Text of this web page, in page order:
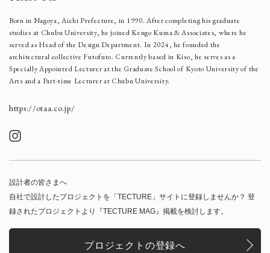
Born in Nagoya, Aichi Prefecture, in 1990. After completing his graduate
studies at Chubu University, he joined Kengo Kuma & Associates, where he
served as Head of the Design Department. In 2024, he founded the
architectural collective Futofuto. Currently based in Kiso, he serves as a
Specially Appointed Lecturer at the Graduate School of Kyoto University of the
Arts and a Part-time Lecturer at Chubu University.
https://otaa.co.jp/
設計者の皆さまへ
自社で設計したプロジェクトを「TECTURE」サイトに登録しませんか？ 登
録されたプロジェクトより『TECTURE MAG』掲載を検討します。
プロジェクトの登録へ